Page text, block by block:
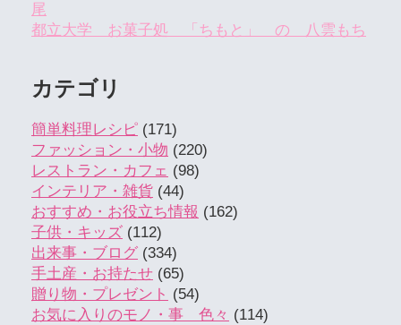
尾
都立大学 お菓子処 「ちもと」 の 八雲もち
カテゴリ
簡単料理レシピ (171)
ファッション・小物 (220)
レストラン・カフェ (98)
インテリア・雑貨 (44)
おすすめ・お役立ち情報 (162)
子供・キッズ (112)
出来事・ブログ (334)
手土産・お持たせ (65)
贈り物・プレゼント (54)
お気に入りのモノ・事 色々 (114)